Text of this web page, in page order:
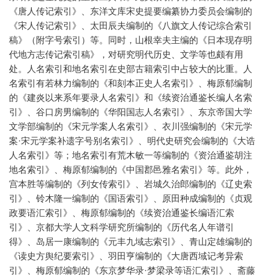
《唐人传记索引》、东洋文库宋史提要编纂协力委员会编制的
《宋人传记索引》、太田辰夫编制的《八旗文人传记综合索引
稿》（附字号索引）等。同时，山根幸夫主编的《日本现存明
代地方志传记索引稿》，对研究明代历史、文学等也颇有用
处。人名索引和地名索引在史部古籍索引中占较大的比重。人
名索引有若林力编制的《和刻本正史人名索引》、梅原郁编制
的《建炎以来系年要录人名索引》和《续资治通鉴长编人名索
引》、谷口房男编制的《华阳国志人名索引》、东京帝国大学
文学部编制的《宋元学案人名索引》、衣川强编制的《宋元学
案·宋元学案补遗字号别名索引》、明代史研究会编制的《大诰
人名索引》等；地名索引有荒木敏一等编制的《资治通鉴胡注
地名索引》、梅原郁编制的《中国郡邑雅名索引》等。此外，
宫本胜等编制的《列女传索引》、岩城久治郎编制的《辽史索
引》、铃木隆一编制的《国语索引》、原田种成编制的《贞观
政要语汇索引》、梅原郁编制的《续资治通鉴长编语汇索
引》、京都大学人文科学研究所编制的《历代名人年谱引
得》、岛居一康编制的《元丰九域志索引》、青山定雄编制的
《读史方舆纪要索引》、羽田亨编制的《大唐西域记考异索
引》、梅原郁编制的《东京梦华录·梦梁录等语汇索引》、斋藤